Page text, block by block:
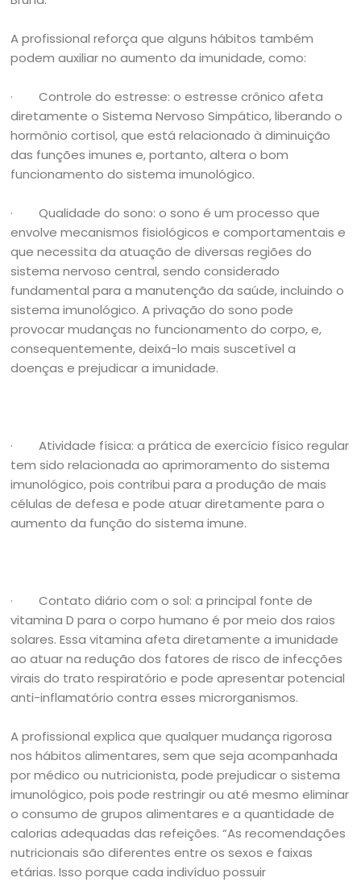
A profissional reforça que alguns hábitos também
podem auxiliar no aumento da imunidade, como:
· Controle do estresse: o estresse crônico afeta
diretamente o Sistema Nervoso Simpático, liberando o
hormônio cortisol, que está relacionado à diminuição
das funções imunes e, portanto, altera o bom
funcionamento do sistema imunológico.
· Qualidade do sono: o sono é um processo que
envolve mecanismos fisiológicos e comportamentais e
que necessita da atuação de diversas regiões do
sistema nervoso central, sendo considerado
fundamental para a manutenção da saúde, incluindo o
sistema imunológico. A privação do sono pode
provocar mudanças no funcionamento do corpo, e,
consequentemente, deixá-lo mais suscetível a
doenças e prejudicar a imunidade.
· Atividade física: a prática de exercício físico regular
tem sido relacionada ao aprimoramento do sistema
imunológico, pois contribui para a produção de mais
células de defesa e pode atuar diretamente para o
aumento da função do sistema imune.
· Contato diário com o sol: a principal fonte de
vitamina D para o corpo humano é por meio dos raios
solares. Essa vitamina afeta diretamente a imunidade
ao atuar na redução dos fatores de risco de infecções
virais do trato respiratório e pode apresentar potencial
anti-inflamatório contra esses microrganismos.
A profissional explica que qualquer mudança rigorosa
nos hábitos alimentares, sem que seja acompanhada
por médico ou nutricionista, pode prejudicar o sistema
imunológico, pois pode restringir ou até mesmo eliminar
o consumo de grupos alimentares e a quantidade de
calorias adequadas das refeições. “As recomendações
nutricionais são diferentes entre os sexos e faixas
etárias. Isso porque cada indivíduo possuir